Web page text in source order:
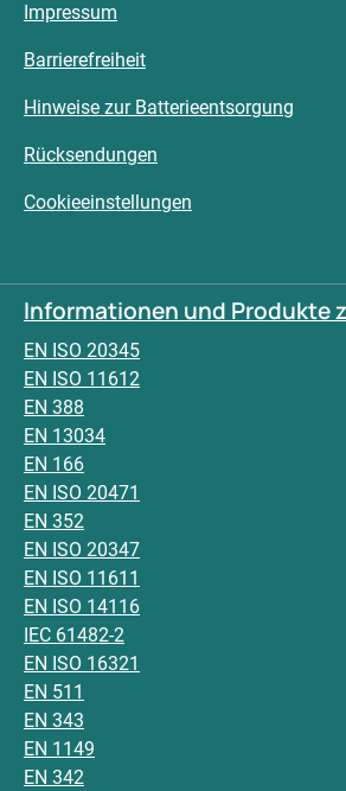
Impressum
Barrierefreiheit
Hinweise zur Batterieentsorgung
Rücksendungen
Cookieeinstellungen
Informationen und Produkte
EN ISO 20345
EN ISO 11612
EN 388
EN 13034
EN 166
EN ISO 20471
EN 352
EN ISO 20347
EN ISO 11611
EN ISO 14116
IEC 61482-2
EN ISO 16321
EN 511
EN 343
EN 1149
EN 342